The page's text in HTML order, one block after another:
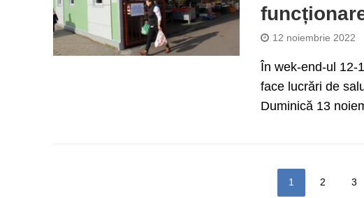
12 noiembrie 2022
În wek-end-ul 12-
face lucrări de
Duminică 13
1 2 3